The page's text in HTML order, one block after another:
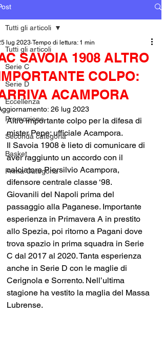
Tutti gli articoli
Serie C
Serie D
Eccellenza
Promozione
Seconda categoria
Basket
Prima Categoria
Tutti gli articoli
SAVOIA 1908 ALTRO
COLPO:
ACAMPORA
lug 2023 Tempo di lettura: 1 min
26 lug 2023
Altro importante colpo per la difesa di
mister Pepe: ufficiale Acampora.
Il Savoia 1908 è lieto di comunicare di
aver raggiunto un accordo con il
calciatore Piersilvio Acampora,
difensore centrale classe ‘98.
Giovanili del Napoli prima del
passaggio alla Paganese. Importante
esperienza in Primavera A in prestito
allo Spezia, poi ritorno a Pagani dove
trova spazio in prima squadra in Serie
C dal 2017 al 2020. Tanta esperienza
anche in Serie D con le maglie di
Cerignola e Sorrento. Nell’ultima
stagione ha vestito la maglia del Massa
Lubrense.